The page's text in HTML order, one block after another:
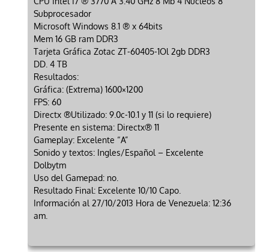
Subprocesador
Microsoft Windows 8.1 ® x 64bits
Mem 16 GB ram DDR3
Tarjeta Gráfica Zotac ZT-60405-1Ol 2gb DDR3
DD. 4 TB
Resultados:
Gráfica: (Extrema) 1600×1200
FPS: 60
Directx ®Utilizado: 9.0c-10.1 y 11 (si lo requiere)
Presente en sistema: Directx® 11
Gameplay: Excelente “A”
Sonido y textos: Ingles/Español – Excelente
Dolbytm
Uso del Gamepad: no.
Resultado Final: Excelente 10/10 Capo.
Información al 27/10/2013 Hora de Venezuela: 12:36
am.